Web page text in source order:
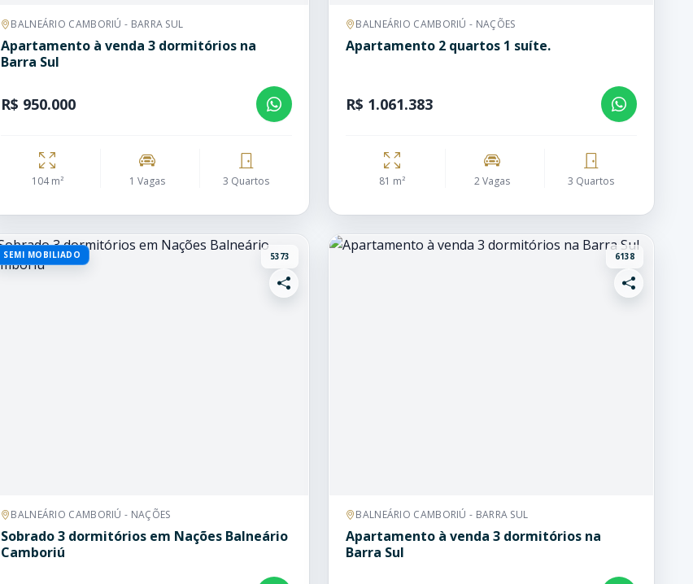
BALNEÁRIO CAMBORIÚ - BARRA SUL
Apartamento à venda 3 dormitórios na
Barra Sul
R$ 950.000
104 m² 1 Vagas 3 Quartos
BALNEÁRIO CAMBORIÚ - NAÇÕES
Apartamento 2 quartos 1 suíte.
R$ 1.061.383
81 m² 2 Vagas 3 Quartos
SEMI MOBILIADO 5373
BALNEÁRIO CAMBORIÚ - NAÇÕES
Sobrado 3 dormitórios em Nações Balneário
Camboriú
6138
BALNEÁRIO CAMBORIÚ - BARRA SUL
Apartamento à venda 3 dormitórios na
Barra Sul